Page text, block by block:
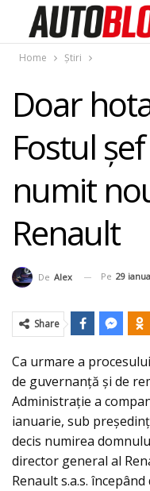
Home Știri
Doar
Fostul
numit
Renault
De Alex Pe 29
Share
Ca urmare a
de guvernanță și de
Administrație a
ianuarie, sub
decis numirea
director general al
Renault s.a.s.